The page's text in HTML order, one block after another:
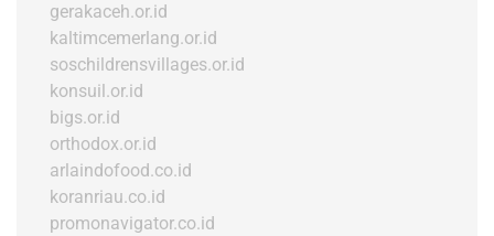
gerakaceh.or.id
kaltimcemerlang.or.id
soschildrensvillages.or.id
konsuil.or.id
bigs.or.id
orthodox.or.id
arlaindofood.co.id
koranriau.co.id
promonavigator.co.id